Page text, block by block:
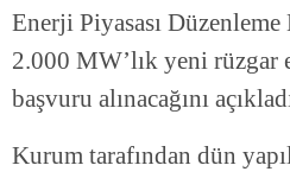
Enerji Piyasası
2.000 MW’lık yeni rüzgar
başvuru alınacağını
Kurum tarafından dün